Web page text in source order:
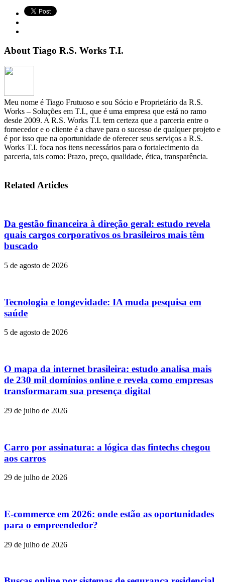
About Tiago R.S. Works T.I.
Meu nome é Tiago Frutuoso e sou Sócio e Proprietário da R.S.
Works – Soluções em T.I., que é uma empresa que está no ramo
desde 2009. A R.S. Works T.I. tem certeza que a parceria entre o
fornecedor e o cliente é a chave para o sucesso de qualquer projeto e
é por isso que na oportunidade de oferecer seus serviços a R.S.
Works T.I. foca nos itens necessários para o fortalecimento da
parceria, tais como: Prazo, preço, qualidade, ética, transparência.
Related Articles
Da gestão financeira à direção geral: estudo revela
quais cargos corporativos os brasileiros mais têm
buscado
5 de agosto de 2026
Tecnologia e longevidade: IA muda pesquisa em
saúde
5 de agosto de 2026
O mapa da internet brasileira: estudo analisa mais
de 230 mil domínios online e revela como empresas
transformaram sua presença digital
29 de julho de 2026
Carro por assinatura: a lógica das fintechs chegou
aos carros
29 de julho de 2026
E-commerce em 2026: onde estão as oportunidades
para o empreendedor?
29 de julho de 2026